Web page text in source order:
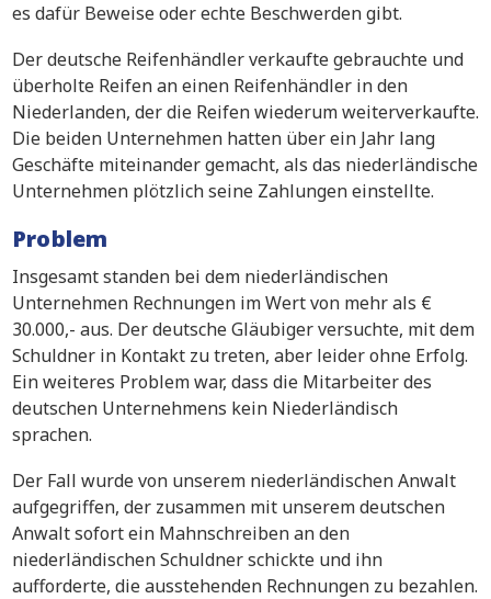
es dafür Beweise oder echte Beschwerden gibt.
Der deutsche Reifenhändler verkaufte gebrauchte und
überholte Reifen an einen Reifenhändler in den
Niederlanden, der die Reifen wiederum weiterverkaufte.
Die beiden Unternehmen hatten über ein Jahr lang
Geschäfte miteinander gemacht, als das niederländische
Unternehmen plötzlich seine Zahlungen einstellte.
Problem
Insgesamt standen bei dem niederländischen
Unternehmen Rechnungen im Wert von mehr als €
30.000,- aus. Der deutsche Gläubiger versuchte, mit dem
Schuldner in Kontakt zu treten, aber leider ohne Erfolg.
Ein weiteres Problem war, dass die Mitarbeiter des
deutschen Unternehmens kein Niederländisch
sprachen.
Der Fall wurde von unserem niederländischen Anwalt
aufgegriffen, der zusammen mit unserem deutschen
Anwalt sofort ein Mahnschreiben an den
niederländischen Schuldner schickte und ihn
aufforderte, die ausstehenden Rechnungen zu bezahlen.